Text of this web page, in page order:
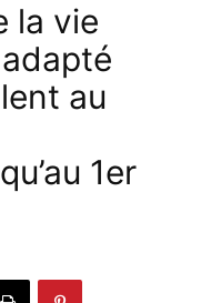
la vie
au
1er